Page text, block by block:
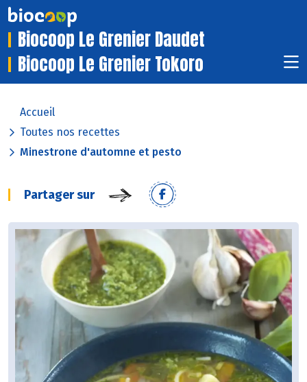
Biocoop Le Grenier Daudet
Biocoop Le Grenier Tokoro
Accueil
Toutes nos recettes
Minestrone d'automne et pesto
Partager sur